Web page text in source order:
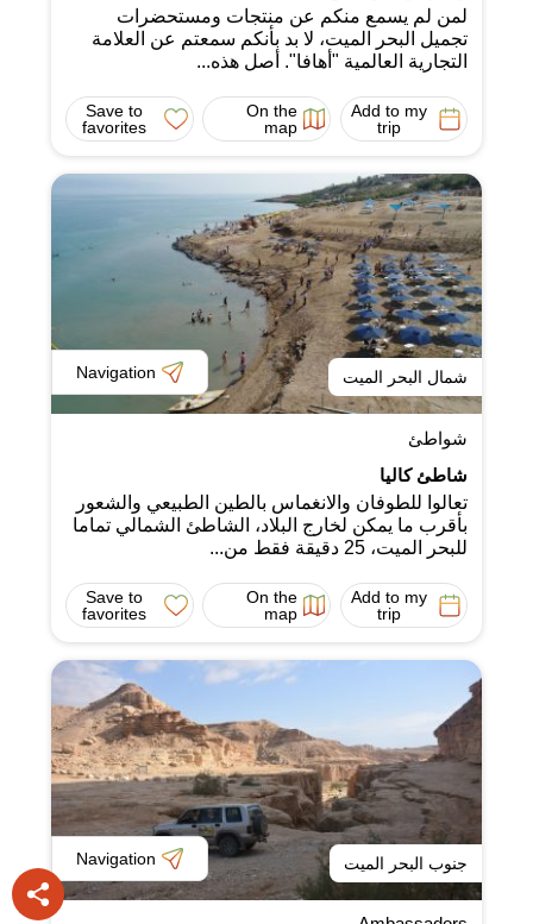
لمن لم يسمع منكم عن منتجات ومستحضرات
تجميل البحر الميت، لا بد بأنكم سمعتم عن العلامة
التجارية العالمية "أهافا". أصل هذه...
Add to my
trip
On the
map
Save to
favorites
شمال البحر الميت Navigation
شواطئ
شاطئ كاليا
تعالوا للطوفان والانغماس بالطين الطبيعي والشعور
بأقرب ما يمكن لخارج البلاد، الشاطئ الشمالي تماما
للبحر الميت، 25 دقيقة فقط من...
Add to my
trip
On the
map
Save to
favorites
جنوب البحر الميت Navigation